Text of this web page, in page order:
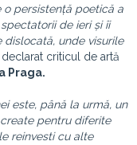
o persistență poetică a
de ieri și îi
dislocată, unde visurile
declarat criticul de artă
Praga.
este, până la urmă, un
pentru diferite
reinvesti cu alte